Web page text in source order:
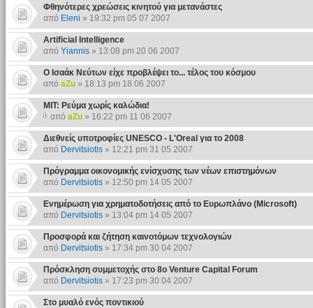
Φθηνότερες χρεώσεις κινητού για μετανάστες
από Eleni » 19:32 pm 05 07 2007
Artificial Intelligence
από Yiannis» 13:08 pm 20 06 2007
Ο Ισαάκ Νεύτων είχε προβλέψει το... τέλος του κόσμου
από aZu» 18:13 pm 18 06 2007
MIT: Ρεύμα χωρίς καλώδια!
από aZu» 16:22 pm 11 06 2007
Διεθνείς υποτροφίες UNESCO - L'Oreal για το 2008
από Dervitsiotis» 12:21 pm 31 05 2007
Πρόγραμμα οικονομικής ενίσχυσης των νέων επιστημόνων
από Dervitsiotis» 12:50 pm 14 05 2007
Ενημέρωση για χρηματοδοτήσεις από το Ευρωπλάνο (Microsoft)
από Dervitsiotis» 13:04 pm 14 05 2007
Προσφορά και ζήτηση καινοτόμων τεχνολογιών
από Dervitsiotis» 17:34 pm 30 04 2007
Πρόσκληση συμμετοχής στο 8ο Venture Capital Forum
από Dervitsiotis» 17:23 pm 30 04 2007
Στο μυαλό ενός ποντικιού